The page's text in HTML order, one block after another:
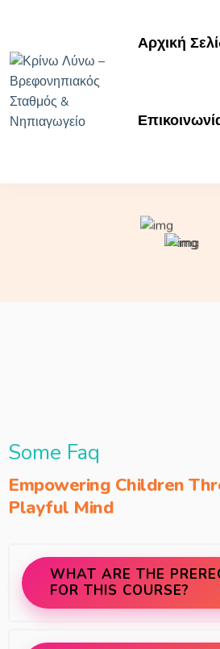
Αρχική
Some Faq
Empowering Children
Playful Mind
WHAT ARE THE
FOR THIS COURSE?